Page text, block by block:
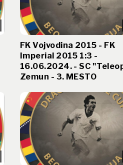
FK Vojvodina 2015 - FK
Imperial 2015 1:3 -
16.06.2024. - SC
Zemun - 3. MESTO